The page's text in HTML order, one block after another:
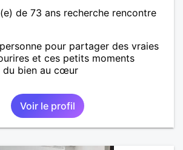
de 73 ans recherche rencontre
pour partager des vraies
et ces petits moments
du bien au cœur
Voir le profil